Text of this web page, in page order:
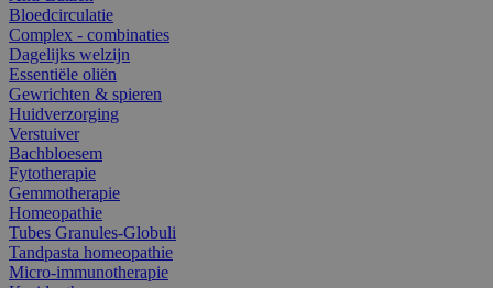
Bloedcirculatie
Complex - combinaties
Dagelijks welzijn
Essentiële oliën
Gewrichten & spieren
Huidverzorging
Verstuiver
Bachbloesem
Fytotherapie
Gemmotherapie
Homeopathie
Tubes Granules-Globuli
Tandpasta homeopathie
Micro-immunotherapie